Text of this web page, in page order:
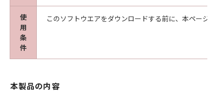
使
用
条
件
このソフトウエアをダウンロードする前に、本ページ
本製品の内容